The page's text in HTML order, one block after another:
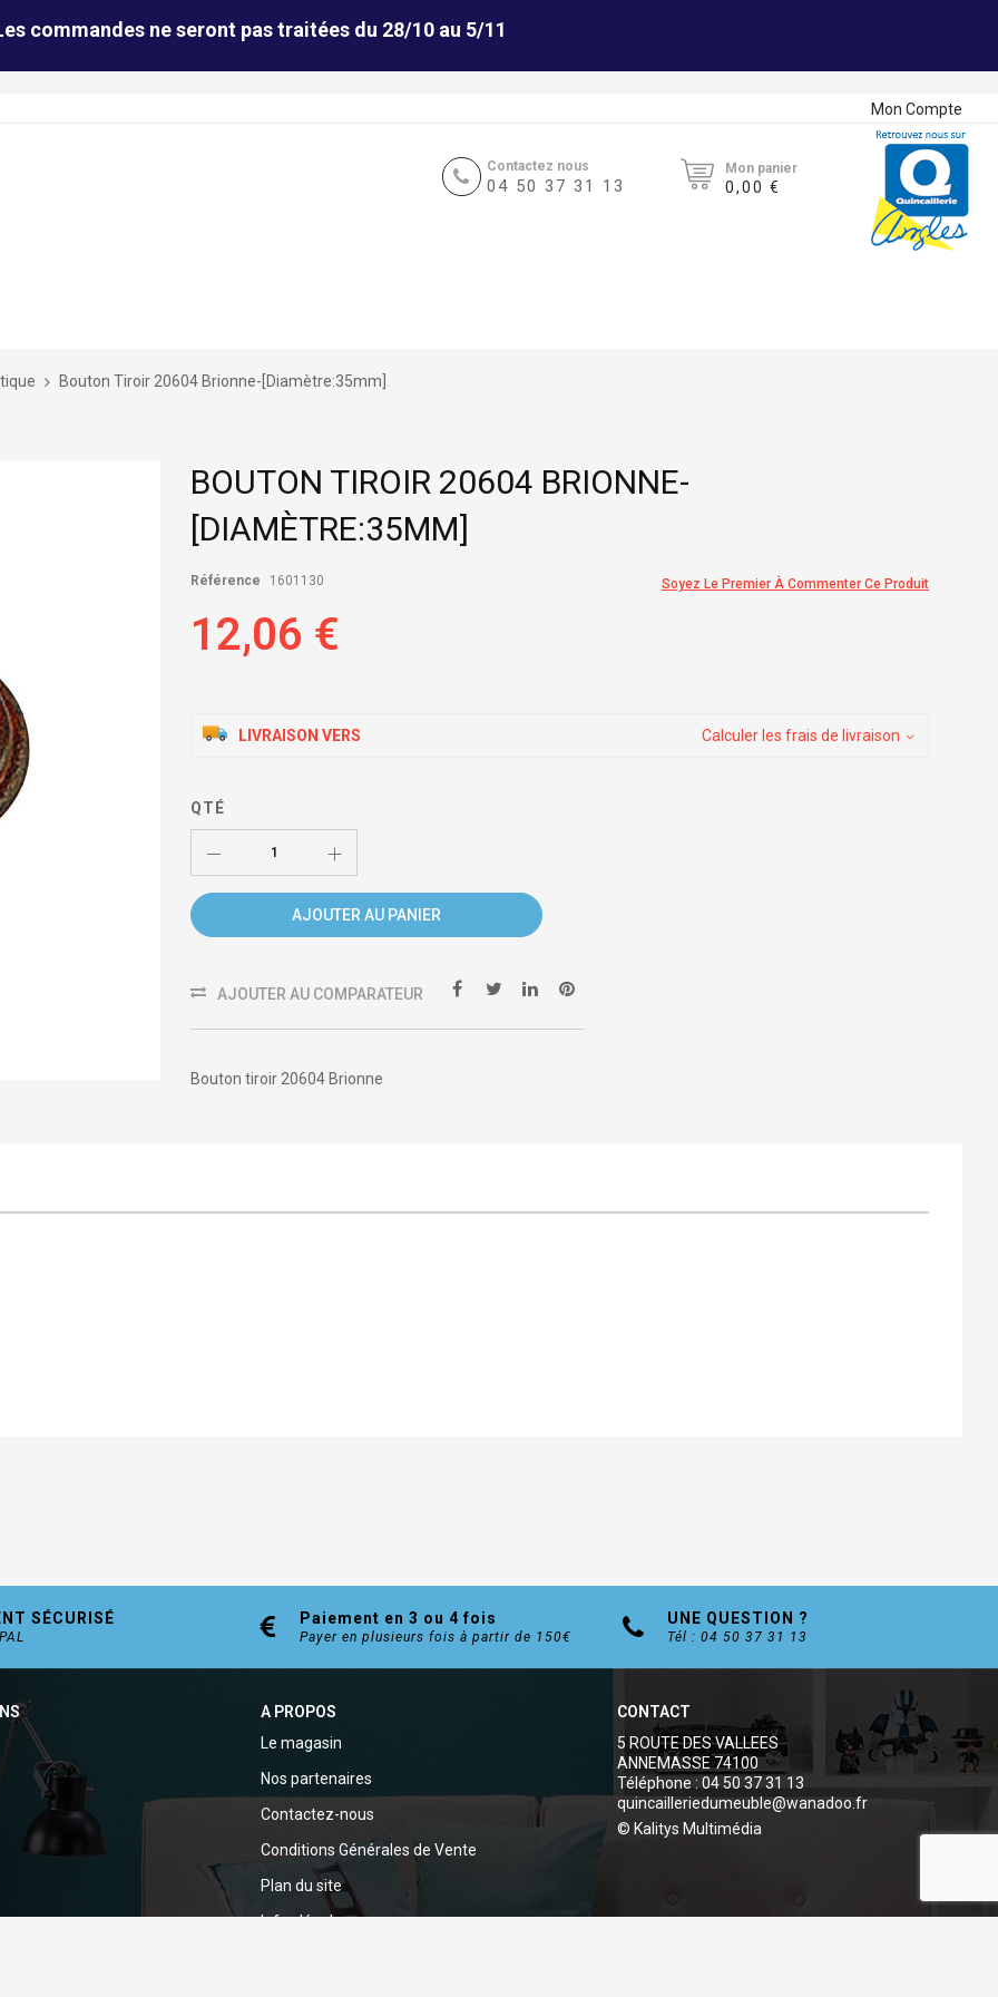
commandes ne seront pas traitées du 28/10 au 5/11
Mon Compte
Contactez nous
04 50 37 31 13
Mon panier
0,00 €
Bouton Tiroir 20604 Brionne-[Diamètre:35mm]
BOUTON TIROIR 20604 BRIONNE-
[DIAMÈTRE:35MM]
Soyez Le Premier À Commenter Ce Produit
Référence 1601130
12,06 €
LIVRAISON VERS Calculer les frais de livraison
QTÉ
AJOUTER AU PANIER
AJOUTER AU COMPARATEUR
Bouton tiroir 20604 Brionne
SÉCURISÉ Paiement en 3 ou 4 fois
Payer en plusieurs fois à partir de 150€
UNE QUESTION ?
Tél : 04 50 37 31 13
A PROPOS
Le magasin
Nos partenaires
Contactez-nous
Conditions Générales de Vente
Plan du site
Infos légales
CONTACT
5 ROUTE DES VALLEES
ANNEMASSE 74100
Téléphone : 04 50 37 31 13
quincailleriedumeuble@wanadoo.fr
© Kalitys Multimédia